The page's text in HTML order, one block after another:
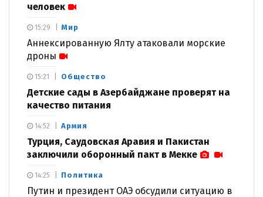
человек
Мир
Аннексированную Ялту атаковали морские
дроны
15:29
Общество
Детские сады в Азербайджане проверят на
качество питания
15:21
Армия
Турция, Саудовская Аравия и Пакистан
заключили оборонный пакт в Мекке
14:52
Политика
Путин и президент ОАЭ обсудили ситуацию в
14:25